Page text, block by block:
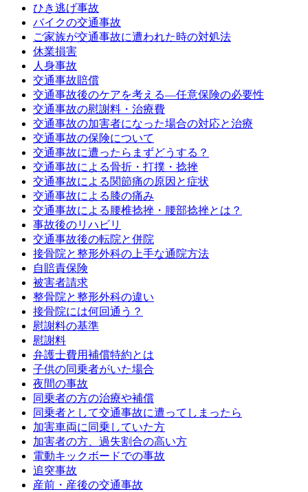
ひき逃げ事故
バイクの交通事故
ご家族が交通事故に遭われた時の対処法
休業損害
人身事故
交通事故賠償
交通事故後のケアを考える—任意保険の必要性
交通事故の慰謝料・治療費
交通事故の加害者になった場合の対応と治療
交通事故の保険について
交通事故に遭ったらまずどうする？
交通事故による骨折・打撲・捻挫
交通事故による関節痛の原因と症状
交通事故による膝の痛み
交通事故による腰椎捻挫・腰部捻挫とは？
事故後のリハビリ
交通事故後の転院と併院
接骨院と整形外科の上手な通院方法
自賠責保険
被害者請求
整骨院と整形外科の違い
接骨院には何回通う？
慰謝料の基準
慰謝料
弁護士費用補償特約とは
子供の同乗者がいた場合
夜間の事故
同乗者の方の治療や補償
同乗者として交通事故に遭ってしまったら
加害車両に同乗していた方
加害者の方、過失割合の高い方
電動キックボードでの事故
追突事故
産前・産後の交通事故